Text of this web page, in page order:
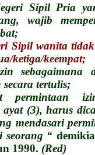
Sipil Pria
wajib
Sipil wanita
ketiga/keempat;
sebagaimana
tertulis;
permintaan
(3), harus
mendasari
seorang “
1990. (Red)